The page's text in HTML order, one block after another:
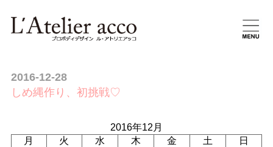
2016-12-28
しめ縄作り、初挑戦♡
2016年12月
月
火 水 木 金 土
日